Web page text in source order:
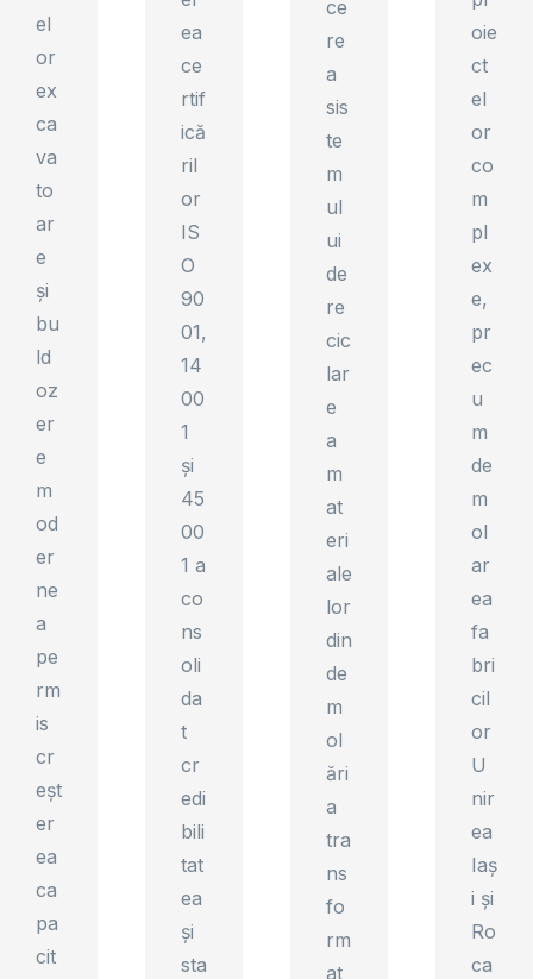
el
or
ex
ca
va
to
ar
e
și
bu
ld
oz
er
e
m
od
er
ne
a
pe
rm
is
cr
eșt
er
ea
ca
pa
cit
ea
ce
rtif
ică
ril
or
IS
O
90
01,
14
00
1
și
45
00
1 a
co
ns
oli
da
t
cr
edi
bili
tat
ea
și
sta
ce
re
a
sis
te
m
ul
ui
de
re
cic
lar
e
a
m
at
eri
ale
lor
din
de
m
ol
ări
a
tra
ns
fo
rm
at
oie
ct
el
or
co
m
pl
ex
e,
pr
ec
u
m
de
m
ol
ar
ea
fa
bri
cil
or
U
nir
ea
Iaș
i și
Ro
ca